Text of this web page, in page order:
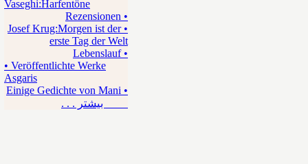
Vaseghi:Harfentöne
• Rezensionen
• Josef Krug:Morgen ist der
erste Tag der Welt
• Lebenslauf
• Veröffentlichte Werke
Asgaris
• Einige Gedichte von Mani
بیشتر . . .